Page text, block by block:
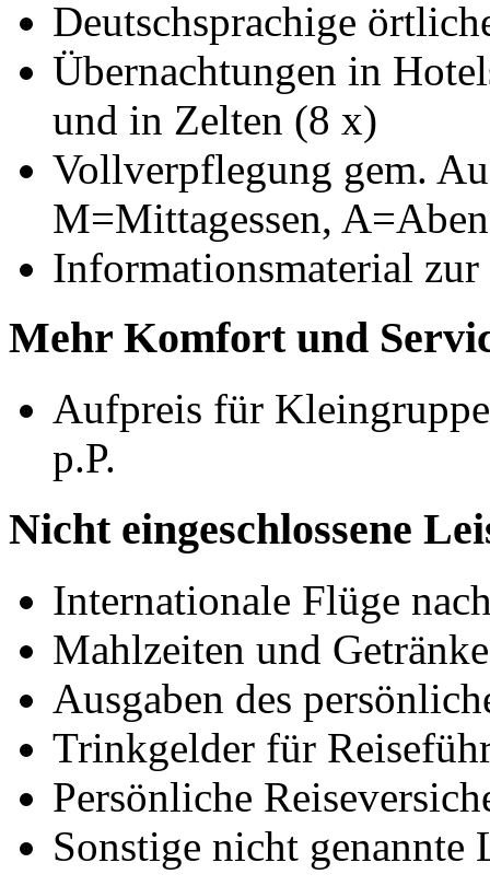
Deutschsprachige
Übernachtungen in
und in Zelten (8 x)
Vollverpflegung gem.
M=Mittagessen,
Informationsmaterial zur
Mehr Komfort und
Aufpreis für
p.P.
Nicht eingeschlossene
Internationale Flüge
Mahlzeiten und
Ausgaben des
Trinkgelder für
Persönliche
Sonstige nicht genannte